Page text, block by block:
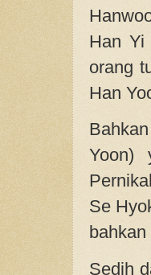
Han Yi
orang
Han
Yoon)
Se
Sedih